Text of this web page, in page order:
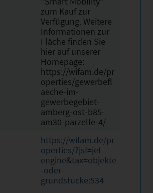
zum Kauf zur
Verfügung. Weitere
Informationen zur
Fläche finden Sie
hier auf unserer
Homepage:
https://wifam.de/pr
operties/gewerbefl
aeche-im-
gewerbegebiet-
amberg-ost-b85-
am30-parzelle-4/
https://wifam.de/pr
operties/?jsf=jet-
engine&tax=objekte
-oder-
grundstucke:534